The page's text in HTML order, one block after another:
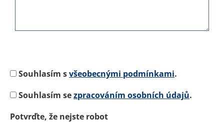
Souhlasím svšeobecnými podmínkami.
Souhlasím sezpracováním osobních údajů.
Potvrďte, že nejste robot